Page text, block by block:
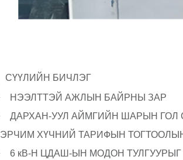
СҮҮЛИЙН БИЧЛЭГ
НЭЭЛТТЭЙ АЖЛЫН БАЙРНЫ ЗАР
ДАРХАН-УУЛ АЙМГИЙН ШАРЫН ГОЛ
ЭРЧИМ ХҮЧНИЙ ТАРИФЫН
6 кВ-Н ЦДАШ-ЫН МОДОН